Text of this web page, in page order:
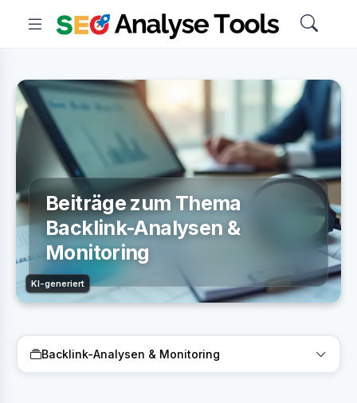
KI-generiert
Beiträge zum Thema
Backlink-Analysen &
Monitoring
Backlink-Analysen & Monitoring